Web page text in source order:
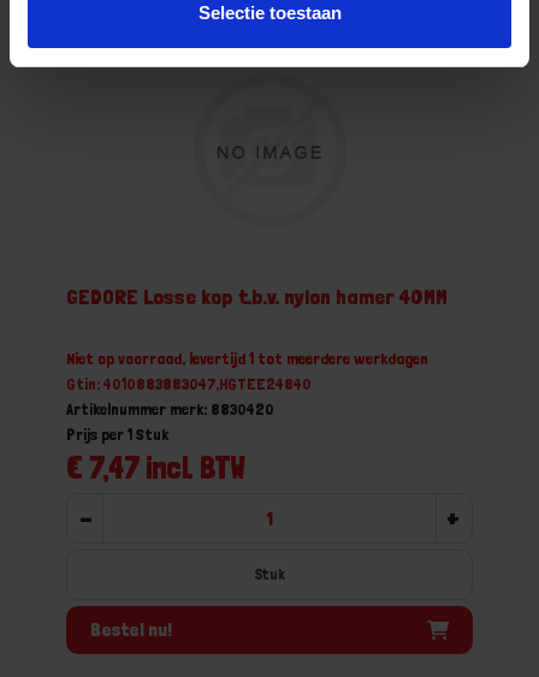
Selectie toestaan
GEDORE Losse kop t.b.v. nylon hamer 40MM
Niet op voorraad, levertijd 1 tot meerdere werkdagen
Gtin: 4010883883047,HGTEE24840
Artikelnummer merk: 8830420
€ 7,47 incl. BTW
Prijs per 1 Stuk
- +
Stuk
Bestel nu!